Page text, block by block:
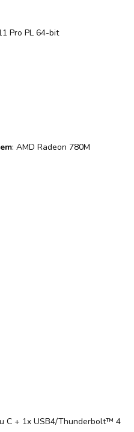
Pro PL 64-bit
: AMD Radeon 780M
C + 1x USB4/Thunderbolt™ 4